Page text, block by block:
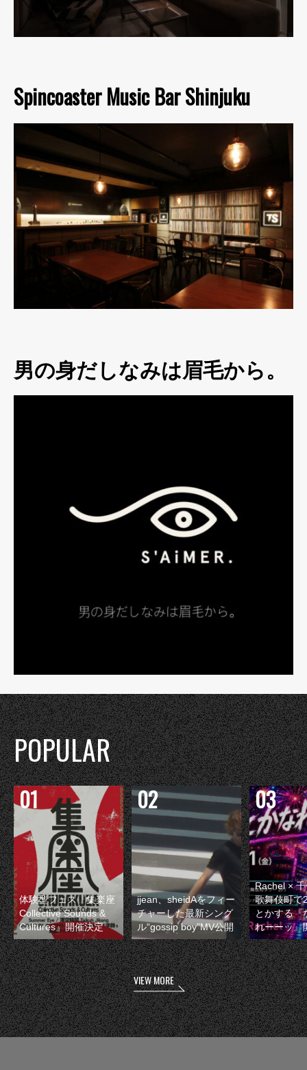
Spincoaster Music Bar Shinjuku
男の身だしなみは眉毛から。
POPULAR
体験型フェス『集楽座
Collective Sounds &
Cultures』開催決定
jjean、sheidAをフィー
チャーした最新シング
ル“gossip boy”MV公開
Rachel ×
歌舞伎町で
とかする『
れーーッ』
VIEW MORE